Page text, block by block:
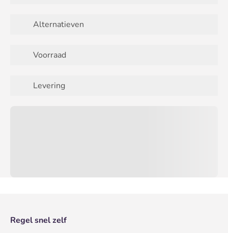
Alternatieven
Voorraad
Levering
Regel snel zelf